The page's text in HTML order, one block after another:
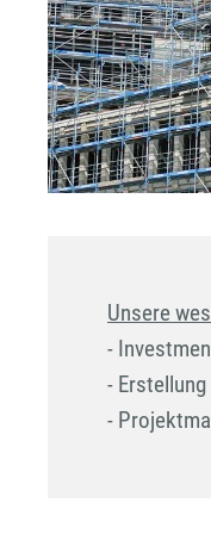
Unsere
-
-
-